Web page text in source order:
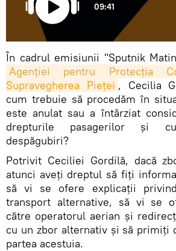
09:41
În cadrul emisiunii "Sputnik
Agenției pentru Protecția
Supravegherea Pieței , Cecilia
cum trebuie să procedăm în
este anulat sau a întârziat
drepturile pasagerilor și
despăgubiri?
Potrivit Ceciliei Gordilă, dacă
atunci aveți dreptul să fiți
să vi se ofere explicații
transport alternative, să vi se
către operatorul aerian și
cu un zbor alternativ și să primiți
partea acestuia.